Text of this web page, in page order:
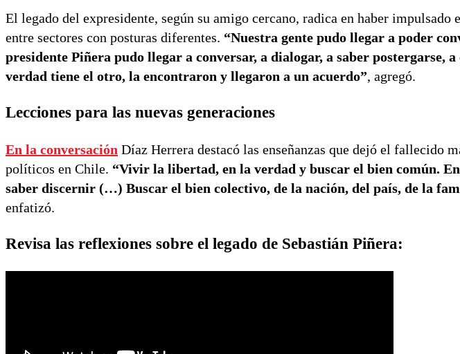
El legado del expresidente, según su amigo cercano, radica en haber impulsado
entre sectores con posturas diferentes. “Nuestra gente pudo llegar a poder
presidente Piñera pudo llegar a conversar, a dialogar, a saber postergarse,
verdad tiene el otro, la encontraron y llegaron a un acuerdo”, agregó.
Lecciones para las nuevas generaciones
En la conversación Díaz Herrera destacó las enseñanzas que dejó el fallecido
políticos en Chile. “Vivir la libertad, en la verdad y buscar el bien común.
saber discernir (…) Buscar el bien colectivo, de la nación, del país, de la
enfatizó.
Revisa las reflexiones sobre el legado de Sebastián Piñera: